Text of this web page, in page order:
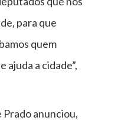
para que
quem
ajuda a cidade”,
Prado anunciou,